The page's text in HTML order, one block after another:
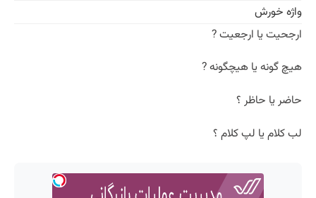
واژه خورش
ارجحیت یا ارجعیت ?
هیچ گونه یا هیچگونه ?
حاضر یا حاظر ؟
لب کلام یا لپ کلام ؟